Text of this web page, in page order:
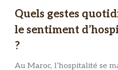
Quels gestes
le sentiment
?
Au Maroc, l’hospitalité se